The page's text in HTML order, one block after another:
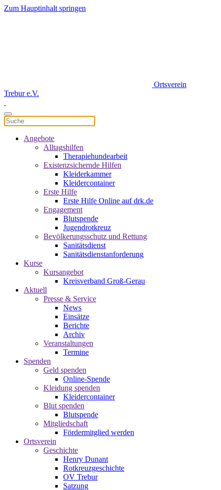
Zum Hauptinhalt springen
Ortsverein
Trebur e.V.
Angebote
Alltagshilfen
Therapiehundearbeit
Existenzsichernde Hilfen
Kleiderkammer
Kleidercontainer
Erste Hilfe
Erste Hilfe Online auf drk.de
Engagement
Blutspende
Jugendrotkreuz
Bevölkerungsschutz und Rettung
Sanitätsdienst
Sanitätsdienstanforderung
Kurse
Kursangebot
Kreisverband Groß-Gerau
Aktuell
Presse & Service
News
Einsätze
Berichte
Archiv
Veranstaltungen
Termine
Spenden
Geld spenden
Online-Spende
Kleidung spenden
Kleidercontainer
Blut spenden
Blutspende
Mitgliedschaft
Fördermitglied werden
Ortsverein
Geschichte
Henry Dunant
Rotkreuzgeschichte
OV Trebur
Satzung